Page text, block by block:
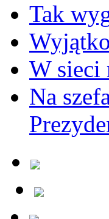
Tak
W sieci
Na